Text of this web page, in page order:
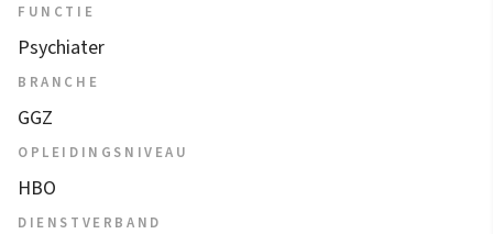
FUNCTIE
Psychiater
BRANCHE
GGZ
OPLEIDINGSNIVEAU
HBO
DIENSTVERBAND